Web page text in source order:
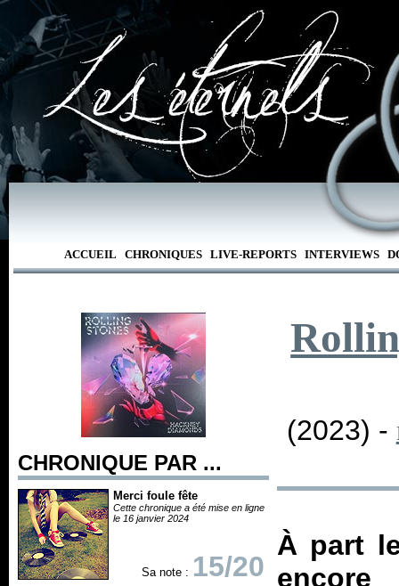
ACCUEIL CHRONIQUES LIVE-REPORTS INTERVIEWS
CHRONIQUE PAR ...
Merci foule fête
Cette chronique a été mise en ligne
le 16 janvier 2024
Sa note : 15/20
(2023) -
À part
encore